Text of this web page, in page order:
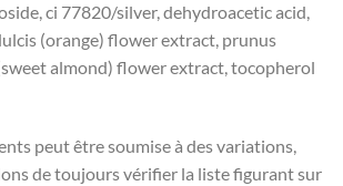
ci 77820/silver, dehydroacetic acid,
(orange) flower extract, prunus
almond) flower extract, tocopherol
peut être soumise à des variations,
de toujours vérifier la liste figurant sur